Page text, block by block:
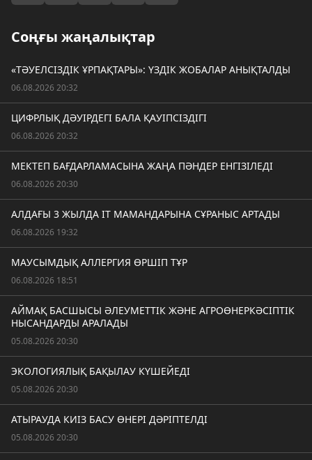
Соңғы жаңалықтар
«ТӘУЕЛСІЗДІК ҰРПАҚТАРЫ»: ҮЗДІК ЖОБАЛАР АНЫҚТАЛДЫ
06.08.2026 20:32
ЦИФРЛЫҚ ДӘУІРДЕГІ БАЛА ҚАУІПСІЗДІГІ
06.08.2026 20:32
МЕКТЕП БАҒДАРЛАМАСЫНА ЖАҢА ПӘНДЕР ЕНГІЗІЛЕДІ
06.08.2026 20:30
АЛДАҒЫ 3 ЖЫЛДА IT МАМАНДАРЫНА СҰРАНЫС АРТАДЫ
06.08.2026 19:32
МАУСЫМДЫҚ АЛЛЕРГИЯ ӨРШІП ТҰР
06.08.2026 18:51
АЙМАҚ БАСШЫСЫ ӘЛЕУМЕТТІК ЖӘНЕ АГРОӨНЕРКӘСІПТІК
НЫСАНДАРДЫ АРАЛАДЫ
05.08.2026 20:30
ЭКОЛОГИЯЛЫҚ БАҚЫЛАУ КҮШЕЙЕДІ
05.08.2026 20:30
АТЫРАУДА КИІЗ БАСУ ӨНЕРІ ДӘРІПТЕЛДІ
05.08.2026 20:30